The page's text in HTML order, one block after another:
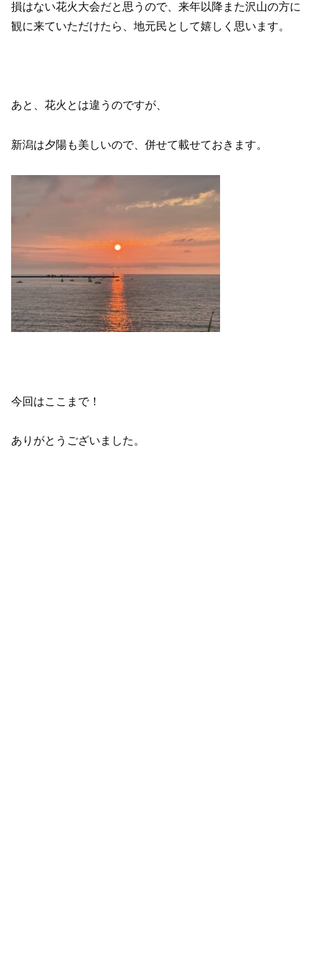
損はない花火大会だと思うので、来年以降また沢山の方に
観に来ていただけたら、地元民として嬉しく思います。
あと、花火とは違うのですが、
新潟は夕陽も美しいので、併せて載せておきます。
今回はここまで！
ありがとうございました。